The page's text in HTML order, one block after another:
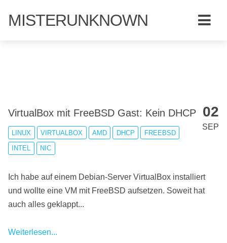
MISTERUNKNOWN
02
SEP
VirtualBox mit FreeBSD Gast: Kein DHCP
LINUX VIRTUALBOX AMD DHCP FREEBSD
INTEL NIC
Ich habe auf einem Debian-Server VirtualBox installiert
und wollte eine VM mit FreeBSD aufsetzen. Soweit hat
auch alles geklappt...
Weiterlesen...